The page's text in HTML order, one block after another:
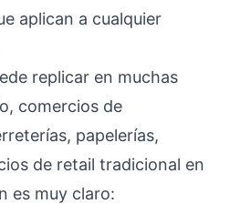
aplican a cualquier
replicar en muchas
comercios de
papelerías,
de retail tradicional en
es muy claro: